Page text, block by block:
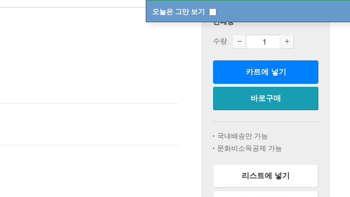
오늘은 그만 보기
판매중
수량
카트에 넣기
바로구매
국내배송만 가능
문화비소득공제 가능
리스트에 넣기